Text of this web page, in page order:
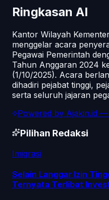
Ringkasan AI
Kantor Wilayah
menggelar acara
Pegawai Pemerintah
Tahun Anggaran 2024
(1/10/2025). Acara
dihadiri pejabat tinggi,
serta seluruh jajaran
Powered by Ajakin.id —
Pilihan Redaksi
Imigrasi
Selain Langgar Izin
Ternyata Terlibat